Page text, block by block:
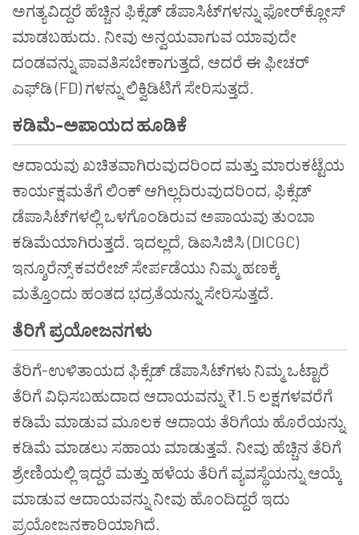
ಅಗತ್ಯವಿದ್ದರೆ ಹೆಚ್ಚಿನ ಫಿಕ್ಸೆಡ್ ಡೆಪಾಸಿಟ್‌ಗಳನ್ನು ಫೋರ್‌ಕ್ಲೋಸ್
ಮಾಡಬಹುದು. ನೀವು ಅನ್ವಯವಾಗುವ ಯಾವುದೇ
ದಂಡವನ್ನು ಪಾವತಿಸಬೇಕಾಗುತ್ತದೆ, ಆದರೆ ಈ ಫೀಚರ್
ಎಫ್‌ಡಿ (FD) ಗಳನ್ನು ಲಿಕ್ವಿಡಿಟಿಗೆ ಸೇರಿಸುತ್ತದೆ.
ಕಡಿಮೆ-ಅಪಾಯದ ಹೂಡಿಕೆ
ಆದಾಯವು ಖಚಿತವಾಗಿರುವುದರಿಂದ ಮತ್ತು ಮಾರುಕಟ್ಟೆಯ
ಕಾರ್ಯಕ್ಷಮತೆಗೆ ಲಿಂಕ್ ಆಗಿಲ್ಲದಿರುವುದರಿಂದ, ಫಿಕ್ಸೆಡ್
ಡೆಪಾಸಿಟ್‌ಗಳಲ್ಲಿ ಒಳಗೊಂಡಿರುವ ಅಪಾಯವು ತುಂಬಾ
ಕಡಿಮೆಯಾಗಿರುತ್ತದೆ. ಇದಲ್ಲದೆ, ಡಿಐಸಿಜಿಸಿ (DICGC)
ಇನ್ಶೂರೆನ್ಸ್ ಕವರೇಜ್ ಸೇರ್ಪಡೆಯು ನಿಮ್ಮ ಹಣಕ್ಕೆ
ಮತ್ತೊಂದು ಹಂತದ ಭದ್ರತೆಯನ್ನು ಸೇರಿಸುತ್ತದೆ.
ತೆರಿಗೆ ಪ್ರಯೋಜನಗಳು
ತೆರಿಗೆ-ಉಳಿತಾಯದ ಫಿಕ್ಸೆಡ್ ಡೆಪಾಸಿಟ್‌ಗಳು ನಿಮ್ಮ ಒಟ್ಟಾರೆ
ತೆರಿಗೆ ವಿಧಿಸಬಹುದಾದ ಆದಾಯವನ್ನು ₹1.5 ಲಕ್ಷಗಳವರೆಗೆ
ಕಡಿಮೆ ಮಾಡುವ ಮೂಲಕ ಆದಾಯ ತೆರಿಗೆಯ ಹೊರೆಯನ್ನು
ಕಡಿಮೆ ಮಾಡಲು ಸಹಾಯ ಮಾಡುತ್ತವೆ. ನೀವು ಹೆಚ್ಚಿನ ತೆರಿಗೆ
ಶ್ರೇಣಿಯಲ್ಲಿ ಇದ್ದರೆ ಮತ್ತು ಹಳೆಯ ತೆರಿಗೆ ವ್ಯವಸ್ಥೆಯನ್ನು ಆಯ್ಕೆ
ಮಾಡುವ ಆದಾಯವನ್ನು ನೀವು ಹೊಂದಿದ್ದರೆ ಇದು
ಪ್ರಯೋಜನಕಾರಿಯಾಗಿದೆ.